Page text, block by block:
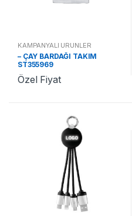
KAMPANYALI ÜRÜNLER
– ÇAY BARDAĞI TAKIM
ST355969
Özel Fiyat